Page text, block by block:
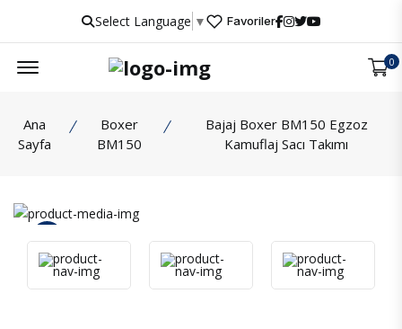
Select Language ▼ Favoriler
0
Ana
Sayfa
Boxer
BM150
Bajaj Boxer BM150 Egzoz
Kamuflaj Sacı Takımı
İncele